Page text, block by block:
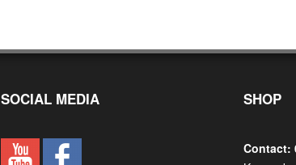
SOCIAL MEDIA SHOP
Contact: